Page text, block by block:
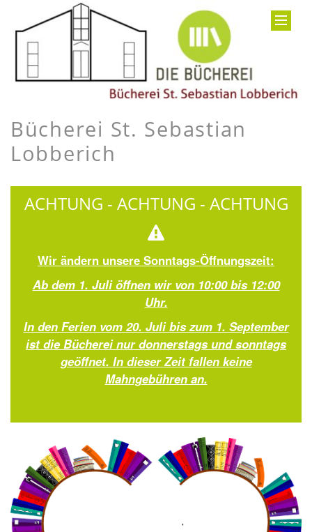
Bücherei St. Sebastian
Lobberich
ACHTUNG - ACHTUNG - ACHTUNG
Wir ändern unsere Sonntags-Öffnungszeit:
Ab dem 1. Juli öffnen wir von 10:00 bis 12:00
Uhr.
In den Ferien vom 20. Juli bis zum 1. September
ist die Bücherei nur donnerstags und sonntags
geöffnet. In dieser Zeit fallen keine
Mahngebühren an.